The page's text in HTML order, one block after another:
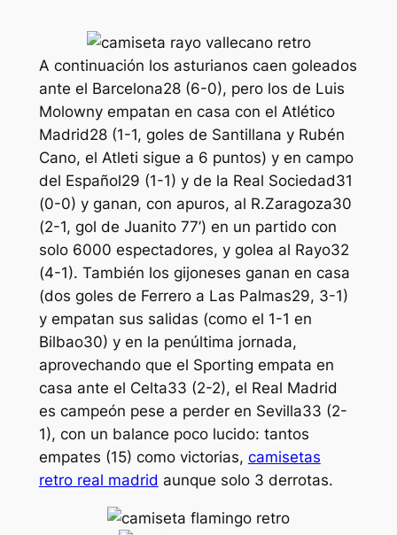
A continuación los asturianos caen goleados
ante el Barcelona28 (6-0), pero los de Luis
Molowny empatan en casa con el Atlético
Madrid28 (1-1, goles de Santillana y Rubén
Cano, el Atleti sigue a 6 puntos) y en campo
del Español29 (1-1) y de la Real Sociedad31
(0-0) y ganan, con apuros, al R.Zaragoza30
(2-1, gol de Juanito 77’) en un partido con
solo 6000 espectadores, y golea al Rayo32
(4-1). También los gijoneses ganan en casa
(dos goles de Ferrero a Las Palmas29, 3-1)
y empatan sus salidas (como el 1-1 en
Bilbao30) y en la penúltima jornada,
aprovechando que el Sporting empata en
casa ante el Celta33 (2-2), el Real Madrid
es campeón pese a perder en Sevilla33 (2-
1), con un balance poco lucido: tantos
empates (15) como victorias, camisetas
retro real madrid aunque solo 3 derrotas.